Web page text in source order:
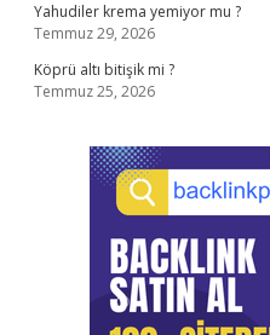
Yahudiler krema yemiyor mu ?
Temmuz 29, 2026
Köprü altı bitişik mi ?
Temmuz 25, 2026